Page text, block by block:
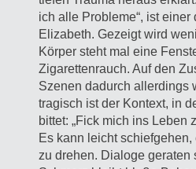
ich alle Probleme“, ist einer
Elizabeth. Gezeigt wird
Körper steht mal eine
Zigarettenrauch. Auf den
Szenen dadurch allerdings
tragisch ist der Kontext, in
bittet: „Fick mich ins Leben
Es kann leicht
zu drehen. Dialoge geraten